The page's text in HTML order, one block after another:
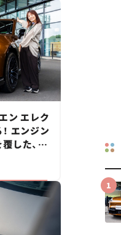
ン エレク
エンジン
した、新